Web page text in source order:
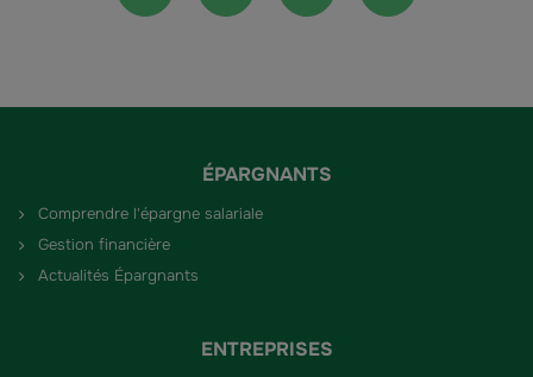
ÉPARGNANTS
Comprendre l'épargne salariale
Gestion financière
Actualités Épargnants
ENTREPRISES